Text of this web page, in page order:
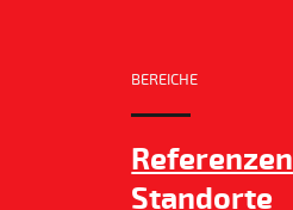
BEREICHE
Referenzen
Standorte